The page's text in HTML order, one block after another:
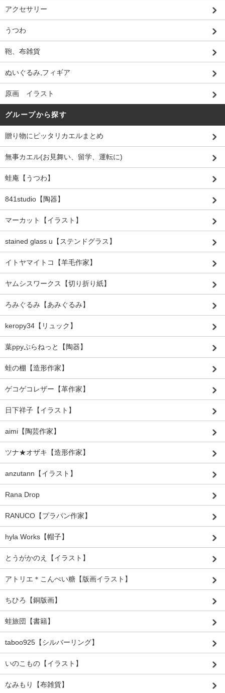
アクセサリー
うつわ
鞄、布雑貨
ぬいぐるみ,フィギア
原画 イラスト
グループから探す
贈り物にピッタリカエルまとめ
無事カエル(お見舞い、留学、運転に)
蛙庵【うつわ】
841studio【陶器】
マーカット【イラスト】
stained glass u【ステンドグラス】
イトヤマイトコ【羊毛作家】
ヤムシスワークス【切り折り紙】
ろみぐるみ【あみぐるみ】
keropy34【リュック】
葉ppyぷらねっと【陶器】
蛙の棚【造形作家】
ゲコゲコレザー【革作家】
日下祥子【イラスト】
aimi【陶芸作家】
ツナ★オザキ【造形作家】
anzutann【イラスト】
Rana Drop
RANUCO【プラパン作家】
hyla Works【帽子】
とうがかのえ【イラスト】
アトリエ＊こんぺい糖【版画イラスト】
ちひろ【銅版画】
蛙旅団【書籍】
taboo925【シルバーリング】
いのこもの【イラスト】
なみもり【布雑貨】